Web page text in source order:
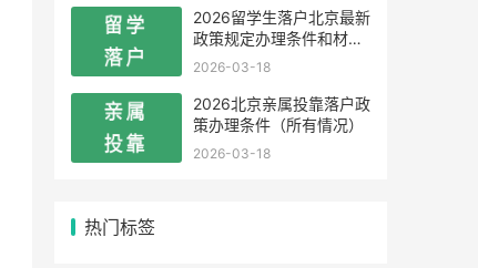
2026留学生落户北京最新
政策规定办理条件和材料
及流程
2026-03-18
2026北京亲属投靠落户政
策办理条件（所有情况）
2026-03-18
热门标签